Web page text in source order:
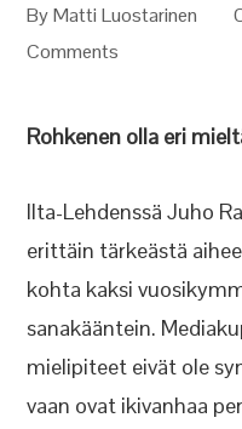
ByMatti Luostarinen
Comments
Rohkenen olla eri
Ilta-Lehdenssä Juho
erittäin tärkeästä
kohta kaksi
sanakääntein.
mielipiteet eivät ole
vaan ovat ikivanhaa